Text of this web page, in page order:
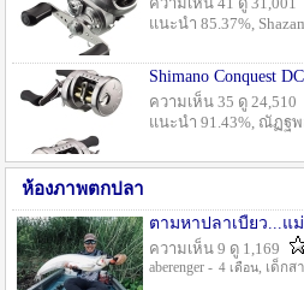
แนะนำ 85.37%,
Shimano Conquest
ความเห็น 35 ดู 24,510
แนะนำ 91.43%, ณัฏฐ
ห้องภาพตกปลา
ตามหาปลาเบี้ยว...แ
ความเห็น 9 ดู 1,169
aberenger - 4 เดือน, เด็กส